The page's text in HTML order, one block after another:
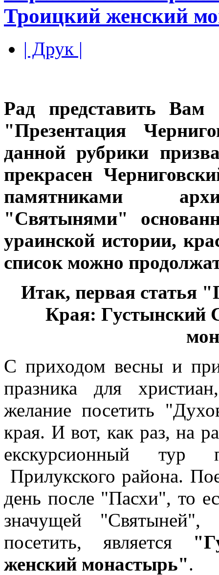
Троицкий женский
| Друк |
Рад представить
"Презентация
данной рубрики
прекрасен
памятниками
"Святынями"
ураинской истории,
список можно
Итак, первая статья
Края: Густынский
С приходом весны и
празника для
желание посетить
края. И вот, как раз, на
екскурсионный
Прилукского района.
день после "Пасхи", то
значущей
посетить, является
женский монастырь".